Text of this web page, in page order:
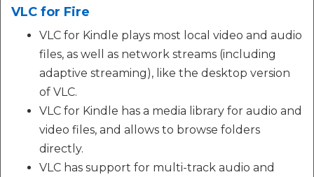
VLC for Fire
VLC for Kindle plays most local video and audio
files, as well as network streams (including
adaptive streaming), like the desktop version
of VLC.
VLC for Kindle has a media library for audio and
video files, and allows to browse folders
directly.
VLC has support for multi-track audio and